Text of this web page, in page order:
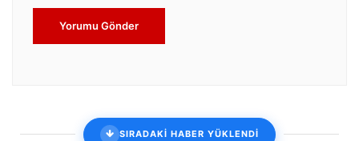
Yorumu Gönder
SIRADAKİ HABER YÜKLENDİ